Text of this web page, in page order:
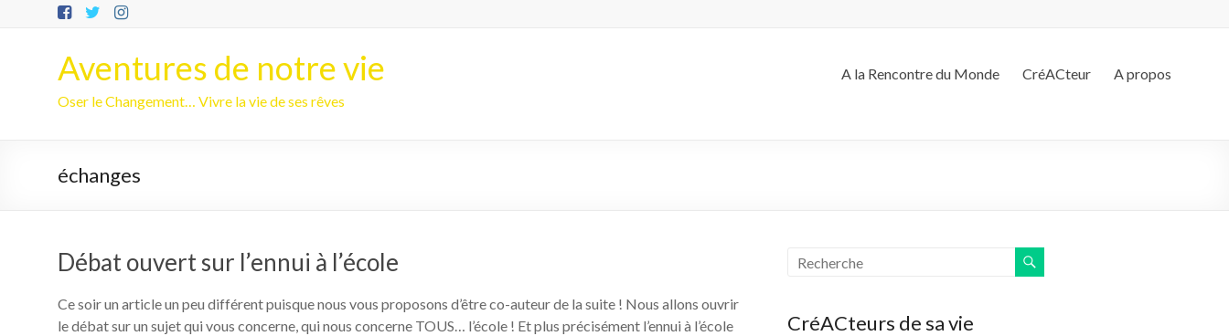
Aventures de notre vie
Oser le Changement… Vivre la vie de ses rêves
A la Rencontre du Monde CréACteur A propos
échanges
Débat ouvert sur l’ennui à l’école
Ce soir un article un peu différent puisque nous vous proposons d’être co-auteur de la suite ! Nous allons ouvrir
le débat sur un sujet qui vous concerne, qui nous concerne TOUS… l’école ! Et plus précisément l’ennui à l’école
CréACteurs de sa vie